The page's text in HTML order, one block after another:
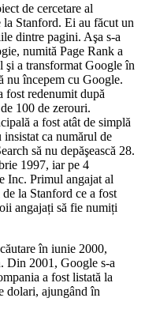
de cercetare al
Stanford. Ei au făcut un
dintre pagini. Aşa s-a
numită Page Rank a
şi a transformat Google în
nu începem cu Google.
fost redenumit după
100 de zerouri.
a fost atât de simplă
ca numărul de
să nu depăşească 28.
1997, iar pe 4
Inc. Primul angajat al
la Stanford ce a fost
angajați să fie numiți
în iunie 2000,
Din 2001, Google s-a
a fost listată la
dolari, ajungând în